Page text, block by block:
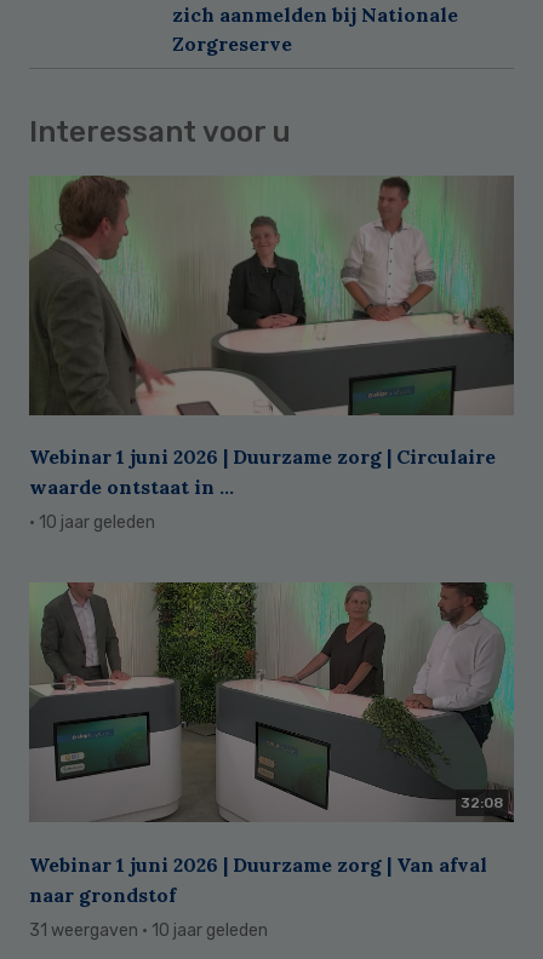
zich aanmelden bij Nationale
Zorgreserve
Interessant voor u
Webinar 1 juni 2026 | Duurzame zorg | Circulaire
waarde ontstaat in ...
· 10 jaar geleden
32:08
Webinar 1 juni 2026 | Duurzame zorg | Van afval
naar grondstof
31 weergaven · 10 jaar geleden